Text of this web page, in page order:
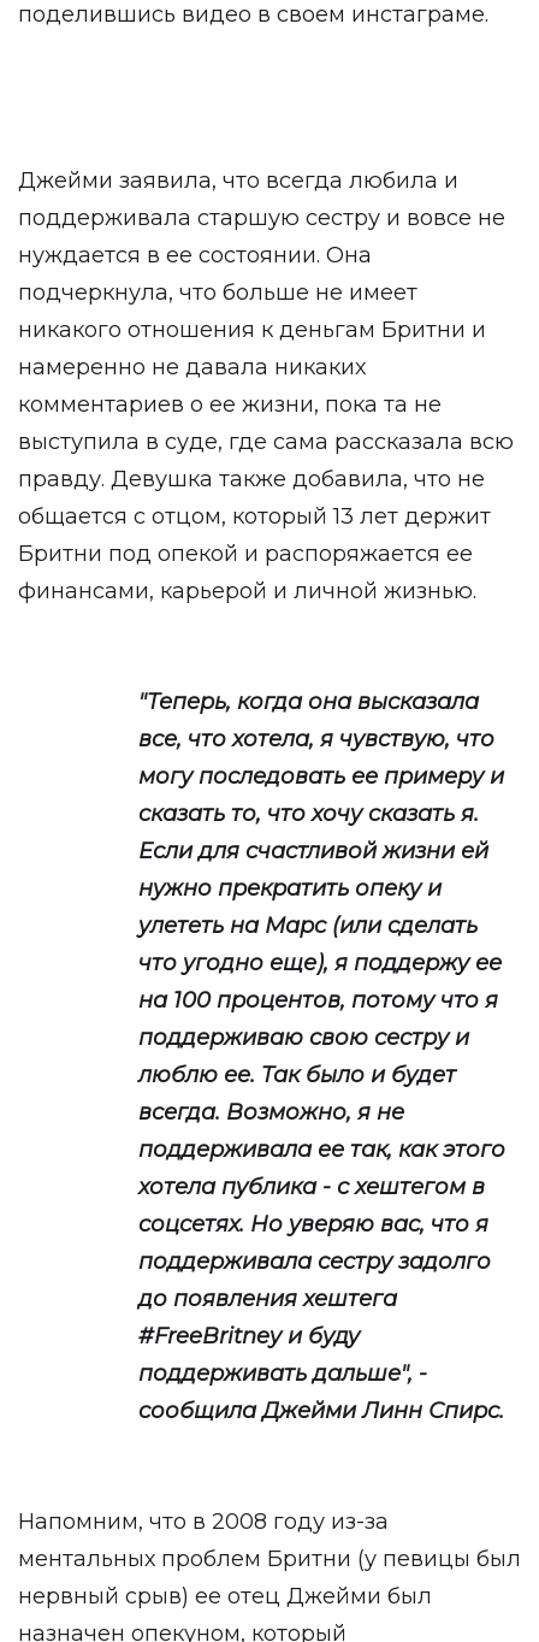
поделившись видео в своем инстаграме.
Джейми заявила, что всегда любила и
поддерживала старшую сестру и вовсе не
нуждается в ее состоянии. Она
подчеркнула, что больше не имеет
никакого отношения к деньгам Бритни и
намеренно не давала никаких
комментариев о ее жизни, пока та не
выступила в суде, где сама рассказала всю
правду. Девушка также добавила, что не
общается с отцом, который 13 лет держит
Бритни под опекой и распоряжается ее
финансами, карьерой и личной жизнью.
"Теперь, когда она высказала
все, что хотела, я чувствую, что
могу последовать ее примеру и
сказать то, что хочу сказать я.
Если для счастливой жизни ей
нужно прекратить опеку и
улететь на Марс (или сделать
что угодно еще), я поддержу ее
на 100 процентов, потому что я
поддерживаю свою сестру и
люблю ее. Так было и будет
всегда. Возможно, я не
поддерживала ее так, как этого
хотела публика - с хештегом в
соцсетях. Но уверяю вас, что я
поддерживала сестру задолго
до появления хештега
#FreeBritney и буду
поддерживать дальше", -
сообщила Джейми Линн Спирс.
Напомним, что в 2008 году из-за
ментальных проблем Бритни (у певицы был
нервный срыв) ее отец Джейми был
назначен опекуном, который